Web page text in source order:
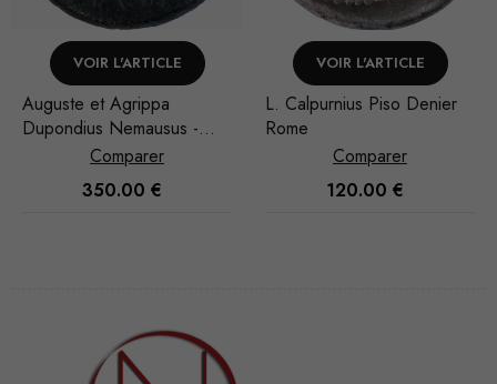
VOIR L'ARTICLE
L. Calpurnius Piso Denier
Rome
Comparer
120.00€
VOIR L'ARTICLE
Septime Sévère Denier
Rome
Comparer
65.00 €